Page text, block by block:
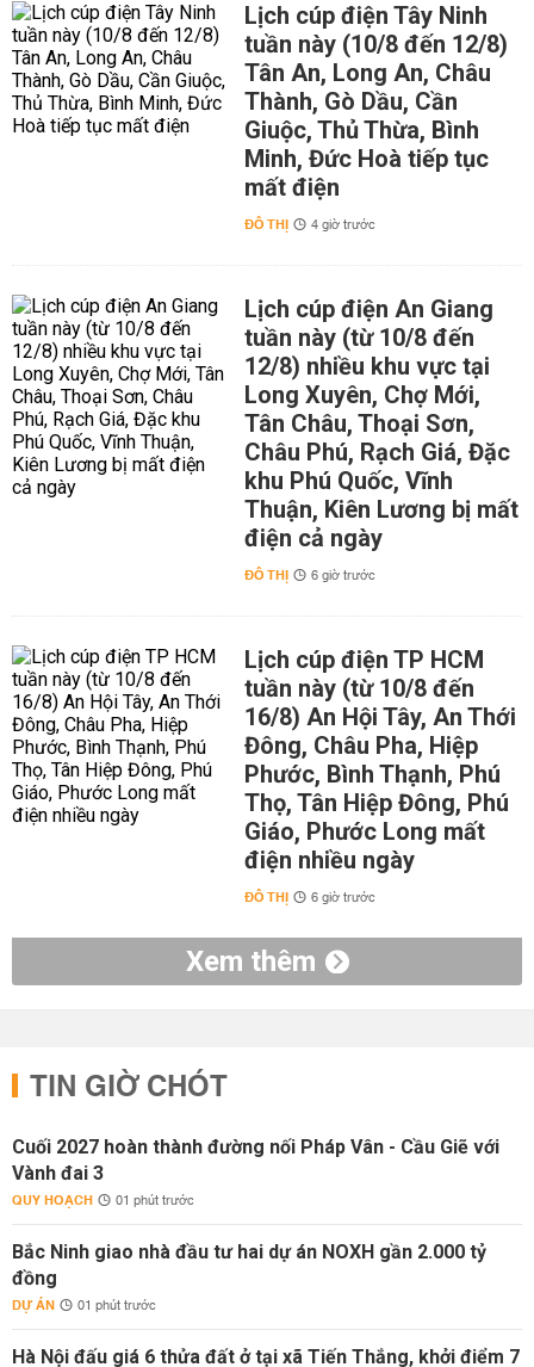
Lịch cúp điện Tây Ninh
tuần này (10/8 đến 12/8)
Tân An, Long An, Châu
Thành, Gò Dầu, Cần
Giuộc, Thủ Thừa, Bình
Minh, Đức Hoà tiếp tục
mất điện
ĐÔ THỊ 4 giờ trước
Lịch cúp điện An Giang
tuần này (từ 10/8 đến
12/8) nhiều khu vực tại
Long Xuyên, Chợ Mới,
Tân Châu, Thoại Sơn,
Châu Phú, Rạch Giá, Đặc
khu Phú Quốc, Vĩnh
Thuận, Kiên Lương bị mất
điện cả ngày
ĐÔ THỊ 6 giờ trước
Lịch cúp điện TP HCM
tuần này (từ 10/8 đến
16/8) An Hội Tây, An Thới
Đông, Châu Pha, Hiệp
Phước, Bình Thạnh, Phú
Thọ, Tân Hiệp Đông, Phú
Giáo, Phước Long mất
điện nhiều ngày
ĐÔ THỊ 6 giờ trước
Xem thêm
TIN GIỜ CHÓT
Cuối 2027 hoàn thành đường nối Pháp Vân - Cầu Giẽ với
Vành đai 3
QUY HOẠCH 01 phút trước
Bắc Ninh giao nhà đầu tư hai dự án NOXH gần 2.000 tỷ
đồng
DỰ ÁN 01 phút trước
Hà Nội đấu giá 6 thửa đất ở tại xã Tiến Thắng, khởi điểm 7